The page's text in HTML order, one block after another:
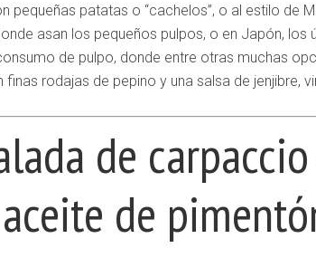
pequeñas patatas o “cachelos”, o al estilo de
asan los pequeños pulpos, o en Japón,
de pulpo, donde entre otras muchas
rodajas de pepino y una salsa de jenjibre,
de
de